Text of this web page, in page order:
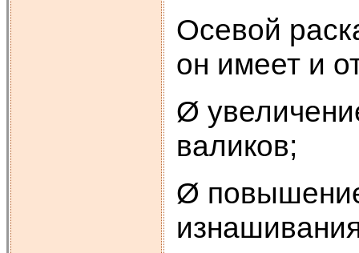
Осевой
он имеет и
Ø
валиков;
Ø